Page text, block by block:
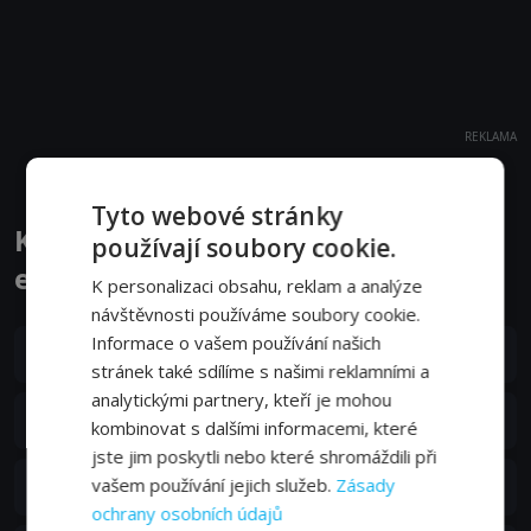
REKLAMA
Koi to yobu ni wa kimochi warui
epizody
12. epizoda: 12. epizoda
14. 06. 2021
11. epizoda:11. epizoda
07. 06. 2021
10. epizoda:10. epizoda
Tyto webové stránky
používají soubory cookie.
K personalizaci obsahu, reklam a analýze
návštěvnosti používáme soubory cookie.
Informace o vašem používání našich
stránek také sdílíme s našimi reklamními a
analytickými partnery, kteří je mohou
kombinovat s dalšími informacemi, které
jste jim poskytli nebo které shromáždili při
vašem používání jejich služeb. Zásady
ochrany osobních údajů